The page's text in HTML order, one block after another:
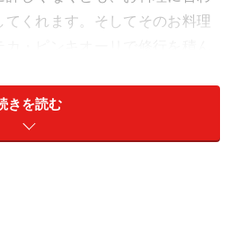
くれます。そしてそのお料理
仕立ててます。
２丁目５－２３
きを読む